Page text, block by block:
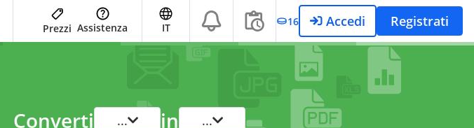
Prezzi Assistenza IT 16 Accedi Registrati
Converti ... in ...